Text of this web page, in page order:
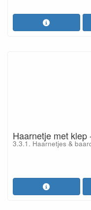
Haarnetje met
3.3.1. Haarnetjes &